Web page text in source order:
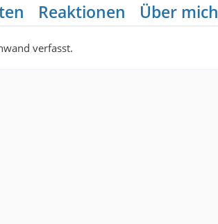
Reaktionen Über mich
verfasst.